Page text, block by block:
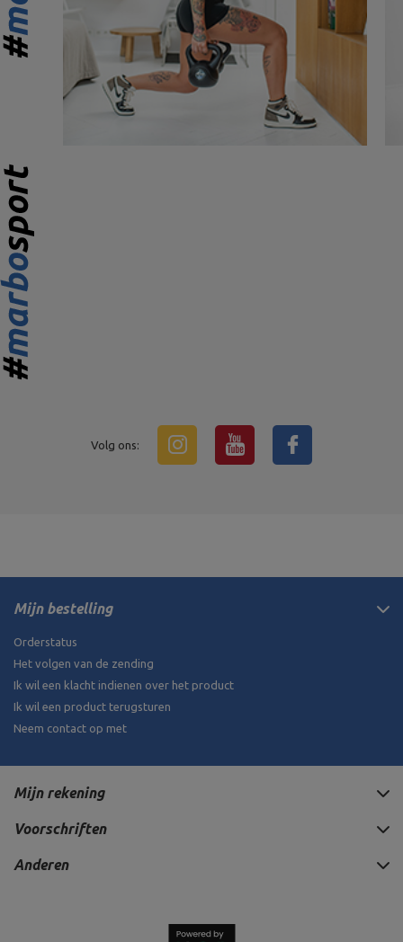
Volg ons:
Mijn bestelling
Orderstatus
Het volgen van de zending
Ik wil een klacht indienen over het product
Ik wil een product terugsturen
Neem contact op met
Mijn rekening
Voorschriften
Anderen